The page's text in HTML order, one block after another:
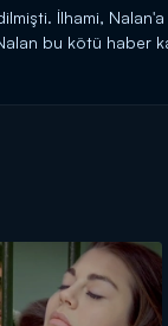
İlhami,
bu kötü haber
gitmeleri